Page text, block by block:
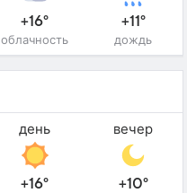
+16°
облачность
+11°
дождь
день
+16°
вечер
+10°